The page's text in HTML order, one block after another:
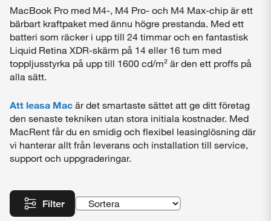
MacBook Pro med M4-, M4 Pro- och M4 Max-chip är ett
bärbart kraftpaket med ännu högre prestanda. Med ett
batteri som räcker i upp till 24 timmar och en fantastisk
Liquid Retina XDR-skärm på 14 eller 16 tum med
toppljusstyrka på upp till 1600 cd/m² är den ett proffs på
alla sätt.
Att leasa Mac är det smartaste sättet att ge ditt företag
den senaste tekniken utan stora initiala kostnader. Med
MacRent får du en smidig och flexibel leasinglösning där
vi hanterar allt från leverans och installation till service,
support och uppgraderingar.
Filter